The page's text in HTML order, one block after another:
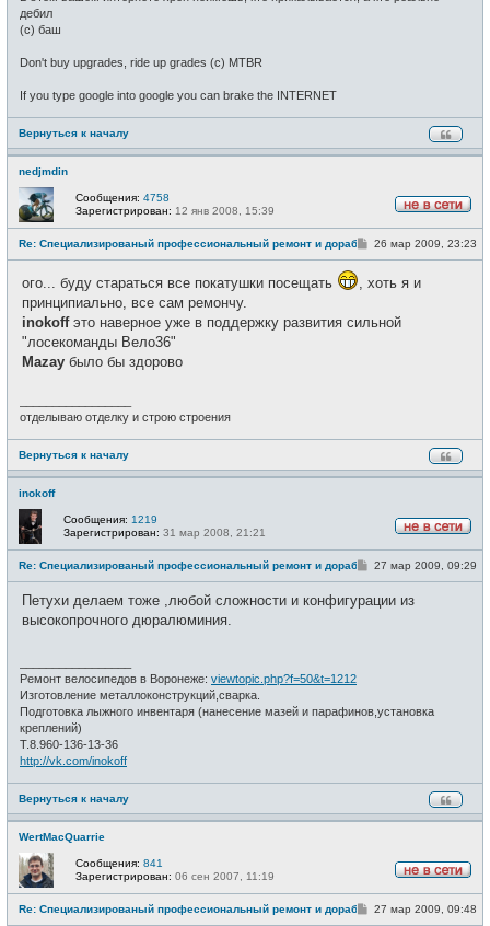
дебил
(c) баш
Don't buy upgrades, ride up grades (c) MTBR
If you type google into google you can brake the INTERNET
Вернуться к началу
nedjmdin
в
с
Сообщения: 4758
Зарегистрирован: 12 янв 2008, 15:39
Re: Специализированый профессиональный ремонт и доработка велоси
С
б
н
26 мар 2009, 23:23
ого... буду стараться все покатушки посещать
, хоть я и
принципиально, все сам ремончу.
inokoffэто наверное уже в поддержку развития сильной
"лосекоманды Вело36"
Mazay было бы здорово
отделываю отделку и строю строения
Вернуться к началу
inokoff
в
с
Сообщения: 1219
Зарегистрирован: 31 мар 2008, 21:21
Re: Специализированый профессиональный ремонт и доработка велоси
С
б
27 мар 2009, 09:29
Петухи делаем тоже ,любой сложности и конфигурации из
высокопрочного дюралюминия.
Ремонт велосипедов в Воронеже: viewtopic.php?f=50&t=1212
Изготовление металлоконструкций,сварка.
Подготовка лыжного инвентаря (нанесение мазей и парафинов,установка
креплений)
Т.8.960-136-13-36
http://vk.com/inokoff
Вернуться к началу
WertMacQuarrie
в
Сообщения: 841
Зарегистрирован: 06 сен 2007, 11:19
Re: Специализированый профессиональный ремонт и доработка велоси
С27 мар 2009, 09:48